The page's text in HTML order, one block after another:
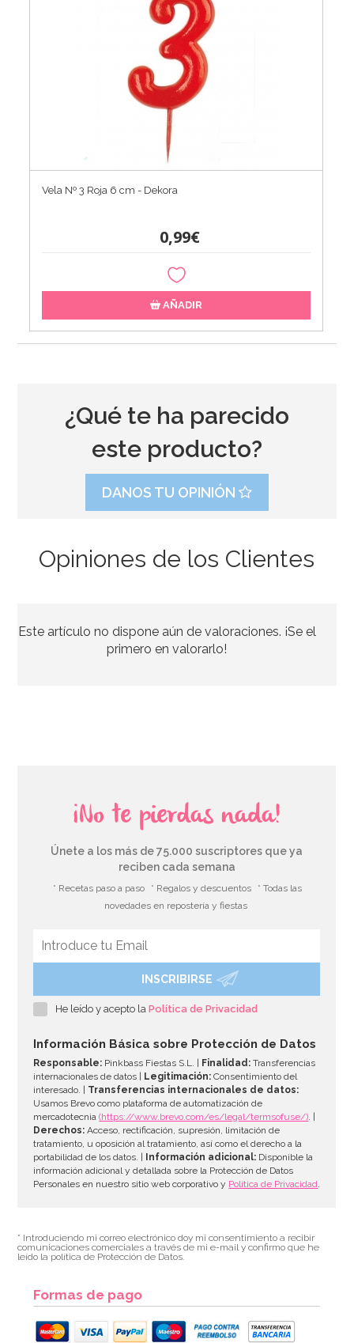
Vela Nº 3 Roja 6 cm - Dekora
0,99€
AÑADIR
1,75€
Vela Rainbow Nº 3 - Azucren
AÑADIR
¿Qué te ha parecido
este producto?
DANOS TU OPINIÓN
Opiniones de los Clientes
Este artículo no dispone aún de valoraciones. ¡Se el
primero en valorarlo!
¡No te pierdas nada!
Únete a los más de 75.000 suscriptores que ya
reciben cada semana
* Recetas paso a paso * Regalos y descuentos
* Todas las
novedades en repostería y fiestas
INSCRIBIRSE
He leído y acepto laPolítica de Privacidad
Información Básica sobre Protección de Datos
Responsable: Pinkbass Fiestas S.L. | Finalidad: Transferencias
internacionales de datos |
Legitimación: Consentimiento del
interesado. | Transferencias internacionales de datos:
Usamos Brevo como plataforma de automatización de
mercadotecnia(https://www.brevo.com/es/legal/termsofuse/). |
Derechos: Acceso, rectificación, supresión, limitación de
tratamiento, u oposición al tratamiento, así como el derecho a la
portabilidad de los datos. |
Información adicional: Disponible la
información adicional y detallada sobre la Protección de Datos
Personales en nuestro sitio web corporativo y Política de Privacidad.
* Introduciendo mi correo electrónico doy mi consentimiento a recibir
comunicaciones comerciales a través de mi e-mail y confirmo que he
leído la política de Protección de Datos.
Formas de pago